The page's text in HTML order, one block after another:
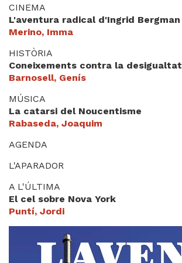
CINEMA
L'aventura radical d'Ingrid Bergman
Merino, Imma
HISTÒRIA
Coneixements contra la desigualtat
Barnosell, Genís
MÚSICA
La catarsi del Noucentisme
Rabaseda, Joaquim
AGENDA
L'APARADOR
A L'ÚLTIMA
El cel sobre Nova York
Puntí, Jordi